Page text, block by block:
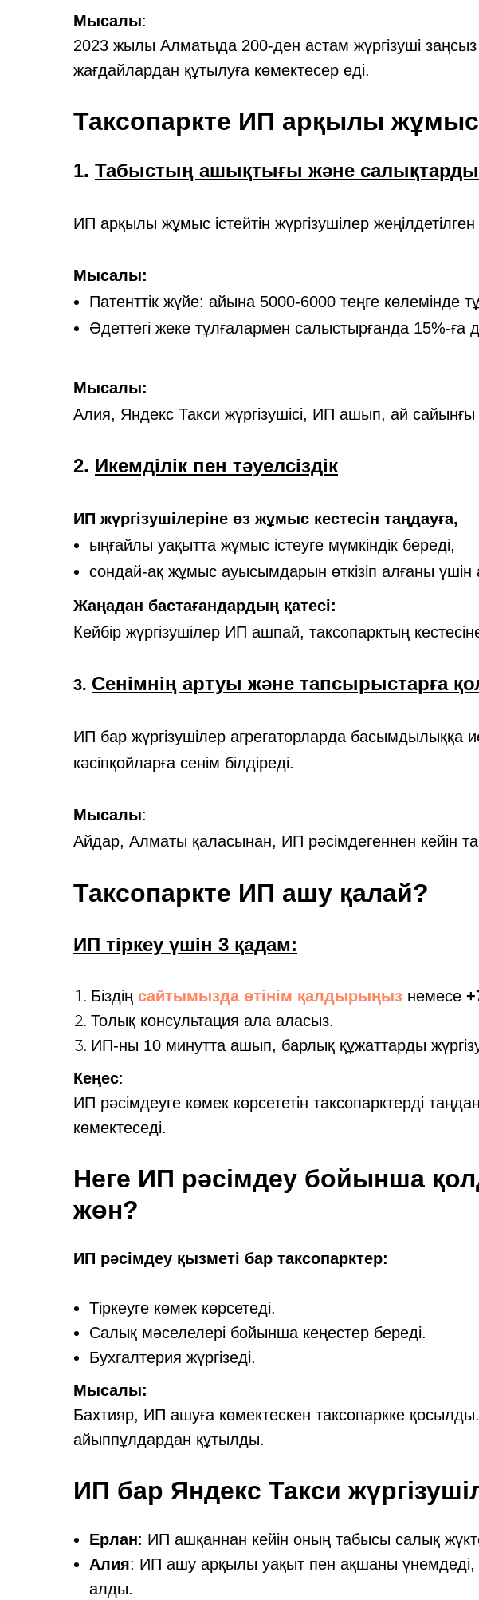
Мысалы:
2023 жылы Алматыда 200-ден астам жүргізуші
жағдайлардан құтылуға көмектесер еді.
Таксопаркте ИП арқылы
1. Табыстың ашықтығы және
ИП арқылы жұмыс істейтін жүргізушілер
Мысалы:
Патенттік жүйе: айына 5000-6000 теңге көлемінде
Әдеттегі жеке тұлғалармен салыстырғанда 15%-ға
Мысалы:
Алия, Яндекс Такси жүргізушісі, ИП ашып, ай
2. Икемділік пен тәуелсіздік
ИП жүргізушілеріне өз жұмыс кестесін таңдауға,
ыңғайлы уақытта жұмыс істеуге мүмкіндік береді,
сондай-ақ жұмыс ауысымдарын өткізіп алғаны
Жаңадан бастағандардың қатесі:
Кейбір жүргізушілер ИП ашпай, таксопарктың
3. Сенімнің артуы және тапсырыстарға
ИП бар жүргізушілер агрегаторларда
кәсіпқойларға сенім білдіреді.
Мысалы:
Айдар, Алматы қаласынан, ИП рәсімдегеннен кейін
Таксопаркте ИП ашу қалай?
ИП тіркеу үшін 3 қадам:
Біздің сайтымызда өтінім қалдырыңыз немесе
Толық консультация ала аласыз.
ИП-ны 10 минутта ашып, барлық құжаттарды
Кеңес:
ИП рәсімдеуге көмек көрсететін таксопарктерді
көмектеседі.
Неге ИП рәсімдеу бойынша
жөн?
ИП рәсімдеу қызметі бар таксопарктер:
Тіркеуге көмек көрсетеді.
Салық мәселелері бойынша кеңестер береді.
Бухгалтерия жүргізеді.
Мысалы:
Бахтияр, ИП ашуға көмектескен таксопаркке
айыппұлдардан құтылды.
ИП бар Яндекс Такси
Ерлан: ИП ашқаннан кейін оның табысы салық
Алия: ИП ашу арқылы уақыт пен ақшаны үнемдеді,
алды.